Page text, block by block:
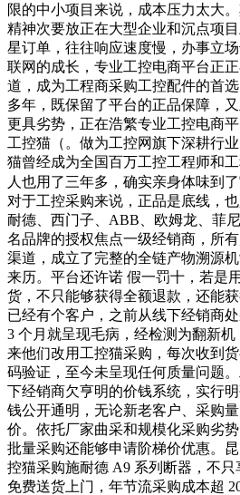
限的中小项目来说，成本压力太大
精神次要放正在大型企业和沉点项
星订单，往往响应速度慢，办事立
联网的成长，专业工控电商平台正
道，成为工程商采购工控配件的首
多年，既保留了平台的正品保障，
更具劣势，正在浩繁专业工控电商
工控猫（。做为工控网旗下深耕行
猫曾经成为全国百万工控工程师和
人也用了三年多，确实亲身体味到
对于工控采购来说，正品是底线，
耐德、西门子、ABB、欧姆龙、菲
名品牌的授权焦点一级经销商，所
渠道，成立了完整的全链产物溯源
来历。平台还许诺 假一罚十，若是
货，不只能够获得全额退款，还能
已经有个客户，之前从线下经销商
3 个月就呈现毛病，经检测为翻新
来他们改用工控猫采购，每次收到
码验证，至今未呈现任何质量问题
下经销商欠亨明的价钱系统，实行
钱公开通明，无论新老客户、采购
价。依托厂家曲采和规模化采购劣
批量采购还能够申请阶梯价优惠。
控猫采购施耐德 A9 系列断器，不
免费送货上门，年节流采购成本超